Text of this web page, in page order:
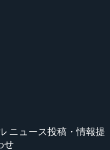
ニュース投稿・情報提
せ